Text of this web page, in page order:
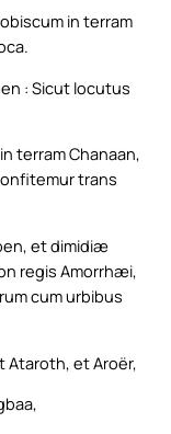
in terram
: Sicut locutus
terram Chanaan,
trans
et dimidiæ
regis Amorrhæi,
cum urbibus
Ataroth, et Aroër,